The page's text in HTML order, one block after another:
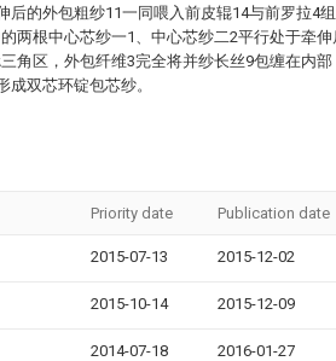
后的外包粗纱11一同喂入前皮辊14与前罗拉4
两根中心芯纱一1、中心芯纱二2平行处于牵伸
角区，外包纤维3完全将并纱长丝9包缠在内
成双芯环锭包芯纱。
Priority date Publication date
2015-07-13 2015-12-02
2015-10-14 2015-12-09
2014-07-18 2016-01-27